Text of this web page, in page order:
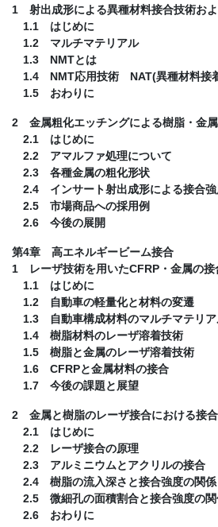
1 射出成形による異種材料接合技術お
1.1 はじめに
1.2 マルチマテリアル
1.3 NMTとは
1.4 NMT応用技術 NAT(異種材料接
1.5 おわりに
2 金属粗化エッチングによる樹脂・金属
2.1 はじめに
2.2 アマルファ処理について
2.3 各種金属の粗化形状
2.4 インサート射出成形による接合強
2.5 市場商品への採用例
2.6 今後の展開
第4章 高エネルギービーム接合
1 レーザ技術を用いたCFRP・金属の接
1.1 はじめに
1.2 自動車の軽量化と材料の変遷
1.3 自動車構成材料のマルチマテリア
1.4 樹脂材料のレーザ溶着技術
1.5 樹脂と金属のレーザ溶着技術
1.6 CFRPと金属材料の接合
1.7 今後の課題と展望
2 金属と樹脂のレーザ接合における接
2.1 はじめに
2.2 レーザ接合の原理
2.3 アルミニウムとアクリルの接合
2.4 樹脂の流入深さと接合強度の関係
2.5 微細孔の面積割合と接合強度の関
2.6 おわりに